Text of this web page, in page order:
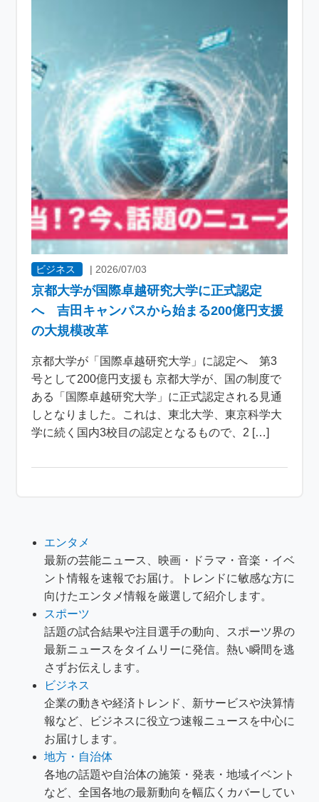
ビジネス | 2026/07/03
京都大学が国際卓越研究大学に正式認定
へ 吉田キャンパスから始まる200億円支援
の大規模改革
京都大学が「国際卓越研究大学」に認定へ 第3
号として200億円支援も 京都大学が、国の制度で
ある「国際卓越研究大学」に正式認定される見通
しとなりました。これは、東北大学、東京科学大
学に続く国内3校目の認定となるもので、2 […]
エンタメ
最新の芸能ニュース、映画・ドラマ・音楽・イベ
ント情報を速報でお届け。トレンドに敏感な方に
向けたエンタメ情報を厳選して紹介します。
スポーツ
話題の試合結果や注目選手の動向、スポーツ界の
最新ニュースをタイムリーに発信。熱い瞬間を逃
さずお伝えします。
ビジネス
企業の動きや経済トレンド、新サービスや決算情
報など、ビジネスに役立つ速報ニュースを中心に
お届けします。
地方・自治体
各地の話題や自治体の施策・発表・地域イベント
など、全国各地の最新動向を幅広くカバーしてい